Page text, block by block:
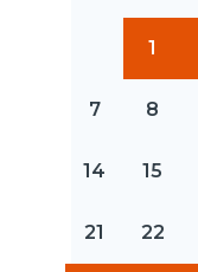
1
7 8
14 15
21 22